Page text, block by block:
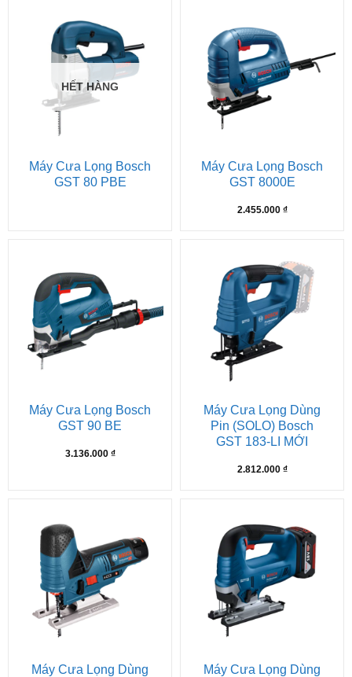
HẾT HÀNG
Máy Cưa Lọng Bosch
GST 80 PBE
Máy Cưa Lọng Bosch
GST 8000E
2.455.000 ₫
Máy Cưa Lọng Bosch
GST 90 BE
3.136.000 ₫
Máy Cưa Lọng Dùng
Pin (SOLO) Bosch
GST 183-LI MỚI
2.812.000 ₫
Máy Cưa Lọng Dùng
Máy Cưa Lọng Dùng